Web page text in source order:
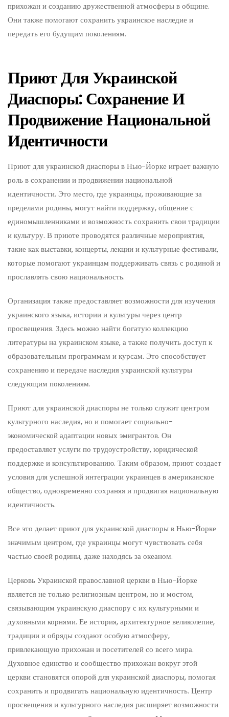
прихожан и созданию дружественной атмосферы в общине.
Они также помогают сохранить украинское наследие и
передать его будущим поколениям.
Приют Для Украинской
Диаспоры: Сохранение И
Продвижение Национальной
Идентичности
Приют для украинской диаспоры в Нью-Йорке играет важную
роль в сохранении и продвижении национальной
идентичности. Это место, где украинцы, проживающие за
пределами родины, могут найти поддержку, общение с
единомышленниками и возможность сохранить свои традиции
и культуру. В приюте проводятся различные мероприятия,
такие как выставки, концерты, лекции и культурные фестивали,
которые помогают украинцам поддерживать связь с родиной и
прославлять свою национальность.
Организация также предоставляет возможности для изучения
украинского языка, истории и культуры через центр
просвещения. Здесь можно найти богатую коллекцию
литературы на украинском языке, а также получить доступ к
образовательным программам и курсам. Это способствует
сохранению и передаче наследия украинской культуры
следующим поколениям.
Приют для украинской диаспоры не только служит центром
культурного наследия, но и помогает социально-
экономической адаптации новых эмигрантов. Он
предоставляет услуги по трудоустройству, юридической
поддержке и консультированию. Таким образом, приют создает
условия для успешной интеграции украинцев в американское
общество, одновременно сохраняя и продвигая национальную
идентичность.
Все это делает приют для украинской диаспоры в Нью-Йорке
значимым центром, где украинцы могут чувствовать себя
частью своей родины, даже находясь за океаном.
Церковь Украинской православной церкви в Нью-Йорке
является не только религиозным центром, но и мостом,
связывающим украинскую диаспору с их культурными и
духовными корнями. Ее история, архитектурное великолепие,
традиции и обряды создают особую атмосферу,
привлекающую прихожан и посетителей со всего мира.
Духовное единство и сообщество прихожан вокруг этой
церкви становятся опорой для украинской диаспоры, помогая
сохранить и продвигать национальную идентичность. Центр
просвещения и культурного наследия расширяет возможности